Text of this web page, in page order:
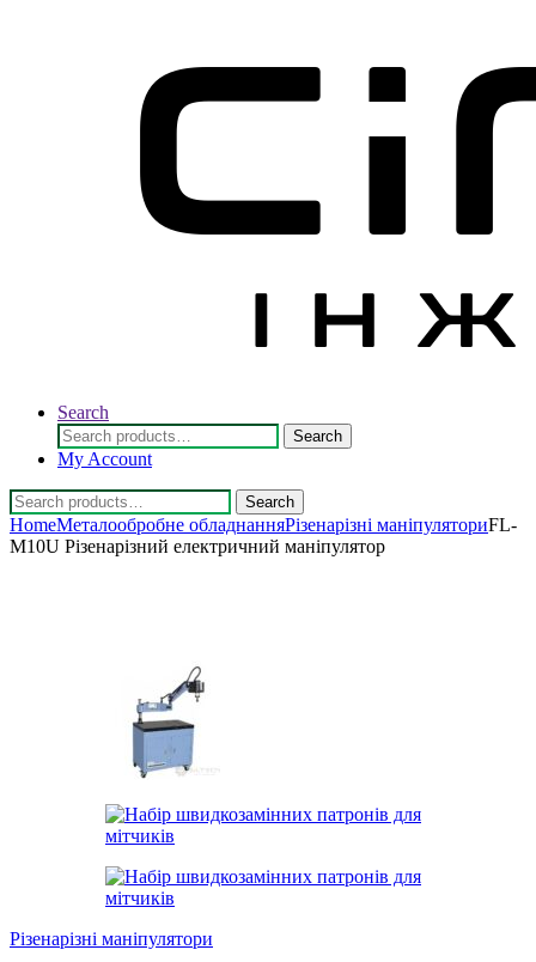
Search
Search
for:
Search
My Account
Search
for:
Search
HomeМеталообробне обладнанняРізенарізні маніпуляториFL-
M10U Різенарізний електричний маніпулятор
Різенарізні маніпулятори